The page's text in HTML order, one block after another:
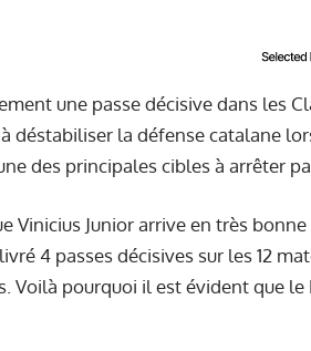
une passe décisive dans les
déstabiliser la défense catalane
des principales cibles à arrêter
Vinicius Junior arrive en très
4 passes décisives sur les 12
Voilà pourquoi il est évident que